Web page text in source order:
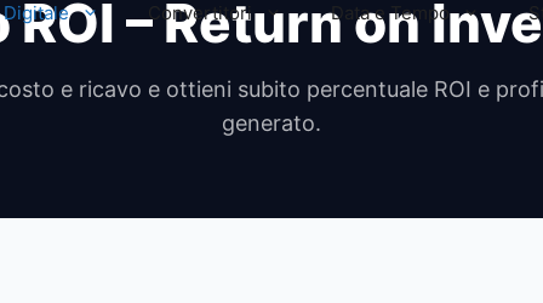
Convertitori Data e Tempo
ROI – Return on
e ricavo e ottieni subito percentuale ROI e
generato.